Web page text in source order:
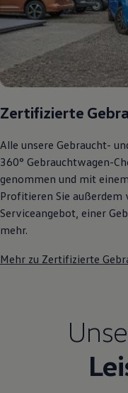
Zertifizierte
Alle unsere Gebraucht-
360° Gebrauchtwagen-
genommen und mit
Profitieren Sie außerdem
Serviceangebot, einer
mehr.
Mehr zu Zertifizierte